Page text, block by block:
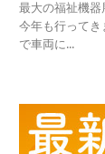
最大の福祉機器
今年も行って
で車両に...